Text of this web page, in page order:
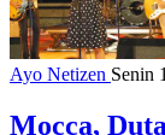
Ayo Netizen Senin
Mocca,